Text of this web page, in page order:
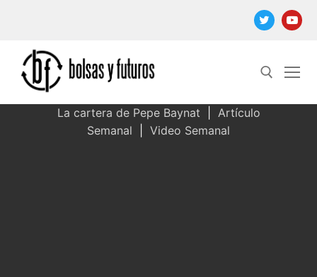
Buscar:
La cartera de Pepe Baynat
Artículo
Semanal
Video Semanal